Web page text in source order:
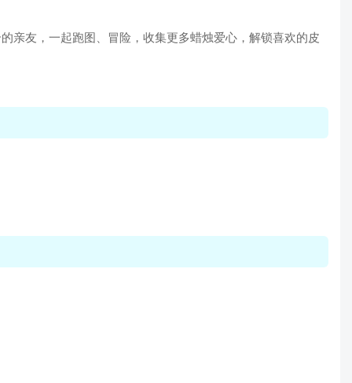
亲友，一起跑图、冒险，收集更多蜡烛爱心，解锁喜欢的皮